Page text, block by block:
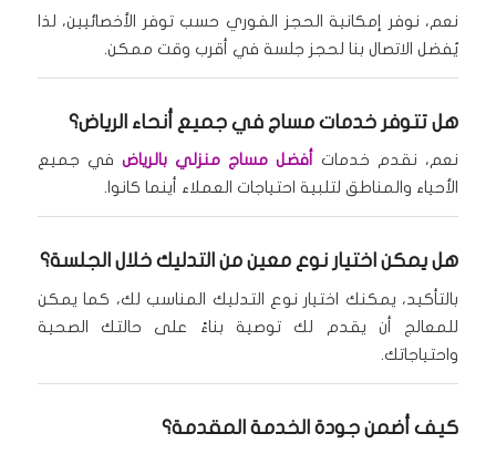
نعم، نوفر إمكانية الحجز الفوري حسب توفر الأخصائيين، لذا
يُفضل الاتصال بنا لحجز جلسة في أقرب وقت ممكن.
هل تتوفر خدمات مساج في جميع أنحاء الرياض؟
نعم، نقدم خدمات أفضل مساج منزلي بالرياض في جميع
الأحياء والمناطق لتلبية احتياجات العملاء أينما كانوا.
هل يمكن اختيار نوع معين من التدليك خلال الجلسة؟
بالتأكيد، يمكنك اختيار نوع التدليك المناسب لك، كما يمكن
للمعالج أن يقدم لك توصية بناءً على حالتك الصحية
واحتياجاتك.
كيف أضمن جودة الخدمة المقدمة؟